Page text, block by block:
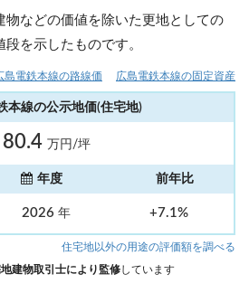
物などの価値を除いた更地としての
を示したものです。
島電鉄本線の路線価 広島電鉄本線の固定資産
本線の公示地価(住宅地)
80.4 万円/坪
年度 前年比
2026 年 +7.1%
住宅地以外の用途の評価額を調べる
建物取引士により監修しています